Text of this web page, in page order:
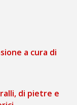
a cura di
di pietre e